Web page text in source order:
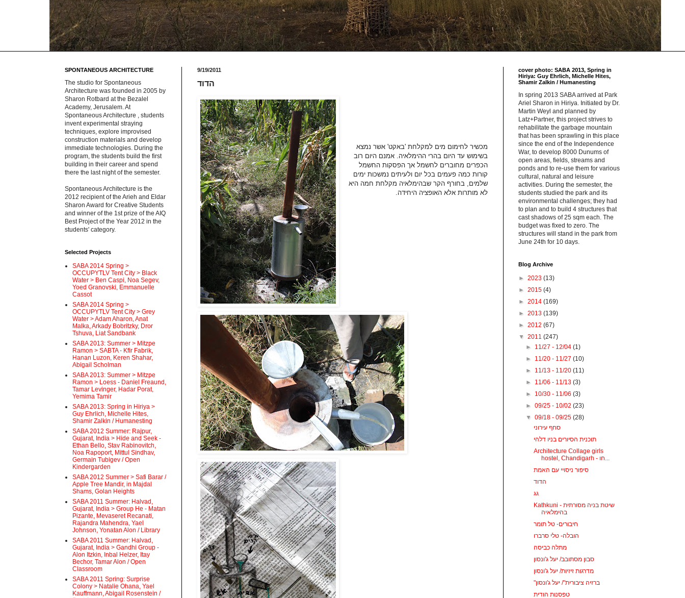
9/19/2011
הדוד
מכשיר לחימום מים למקלחת 'באקט' אשר נמצא
בשימוש עד היום בהרי ההימלאיה. אמנם היום רוב
הכפרים מחוברים לחשמל אך הפסקות החשמל
קורות כמה פעמים בכל יום ולעיתים נמשכות ימים
שלמים, בחורף הקר שבהימלאיה מקלחת חמה היא
לא מותרות אלא האופציה היחידה.
SPONTANEOUS ARCHITECTURE
The studio for Spontaneous
Architecture was founded in 2005 by
Sharon Rotbard at the Bezalel
Academy, Jerusalem. At
Spontaneous Architecture , students
invent experimental straying
techniques, explore improvised
construction materials and develop
immediate technologies. During the
program, the students build the first
building in their career and spend
there the last night of the semester.
Spontaneous Architecture is the
2012 recipient of the Arieh and Eldar
Sharon Award for Creative Students
and winner of the 1st prize of the AIQ
Best Project of the Year 2012 in the
students' category.
Selected Projects
SABA 2014 Spring >
OCCUPYTLV Tent City > Black
Water > Ben Caspi, Noa Segev,
Yoed Granovski, Emmanuelle
Cassot
SABA 2014 Spring >
OCCUPYTLV Tent City > Grey
Water > Adam Aharon, Anat
Malka, Arkady Bobritzky, Dror
Tshuva, Liat Sandbank
SABA 2013: Summer > Mitzpe
Ramon > SABTA - Kfir Fabrik,
Hanan Luzon, Keren Shahar,
Abigail Scholman
SABA 2013: Summer > Mitzpe
Ramon > Loess - Daniel Freaund,
Tamar Levinger, Hadar Porat,
Yemima Tamir
SABA 2013: Spring in Hiriya >
Guy Ehrlich, Michelle Hites,
Shamir Zalkin / Humanesting
SABA 2012 Summer: Rajpur,
Gujarat, India > Hide and Seek -
Ethan Bello, Stav Rabinovitch,
Noa Rapoport, Mittul Sindhav,
Germain Tubigev / Open
Kindergarden
SABA 2012 Summer > Safi Barar /
Apple Tree Mandir, in Majdal
Shams, Golan Heights
SABA 2011 Summer: Halvad,
Gujarat, India > Group He - Matan
Pizante, Mevaseret Recanati,
Rajandra Mahendra, Yael
Johnson, Yonatan Alon / Library
SABA 2011 Summer: Halvad,
Gujarat, India > Gandhi Group -
Alon Itzkin, Inbal Helzer, Itay
Bechor, Tamar Alon / Open
Classroom
SABA 2011 Spring: Surprise
Colony > Natalie Ohana, Yael
Kauffmann, Abigail Rosenstein /
cover photo: SABA 2013, Spring in
Hiriya: Guy Ehrlich, Michelle Hites,
Shamir Zalkin / Humanesting
In spring 2013 SABA arrived at Park
Ariel Sharon in Hiriya. Initiated by Dr.
Martin Weyl and planned by
Latz+Partner, this project strives to
rehabilitate the garbage mountain
that has been sprawling in this place
since the end of the Independence
War, to develop 8000 Dunums of
open areas, fields, streams and
ponds and to re-use them for various
cultural, natural and leisure
activities. During the semester, the
students studied the park and its
environmental challenges; they had
to plan and to build 4 structures that
cast shadows of 25 sqm each. The
budget was fixed to zero. The
structures will stand in the park from
June 24th for 10 days.
Blog Archive
► 2023 (13)
► 2015 (4)
► 2014 (169)
► 2013 (139)
► 2012 (67)
▼ 2011 (247)
► 11/27 - 12/04(1)
► 11/20 - 11/27(10)
► 11/13 - 11/20(11)
► 11/06 - 11/13(3)
► 10/30 - 11/06(3)
►09/25 - 10/02(23)
▼09/18 - 09/25(28)
סחף עירוני
תוכנית הסיורים בניו דלהי
Architecture Collage girls
hostel, Chandigarh - חו...
סיפור ניסויי עם האמת
הדוד
גג
Kathkuni - שיטת בניה מסורתית
בהימלאיה
חיבורים- טל תומר
הובלה- טלי סרברו
מתלה כביסה
סבון מסתובב/ יעל ג'ונסון
מדרגות זיזיות/ יעל ג'ונסון
"ברזיה ציבורית"/ יעל ג'ונסון
טפסנות הודית